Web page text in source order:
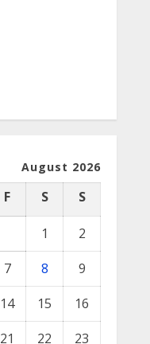
August 2026
F S S
1
2
7 8
9
14 15
16
21 22
23